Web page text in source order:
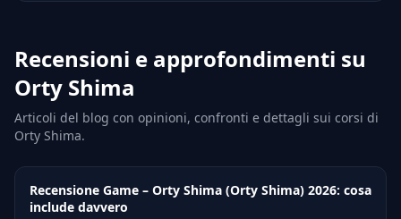
Recensioni e approfondimenti su
Orty Shima
Articoli del blog con opinioni, confronti e dettagli sui corsi di
Orty Shima.
Recensione Game – Orty Shima (Orty Shima) 2026: cosa
include davvero